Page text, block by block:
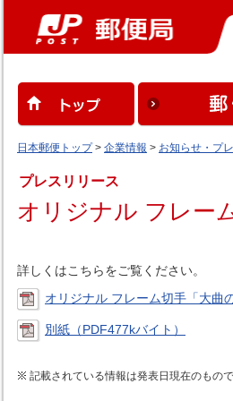
日本郵便トップ> 企業情報 > お知らせ・プ
プレスリリース
オリジナル フレー
詳しくはこちらをご覧ください。
オリジナル フレーム切手「大曲
別紙（PDF477kバイト）
記載されている情報は発表日現在のもの